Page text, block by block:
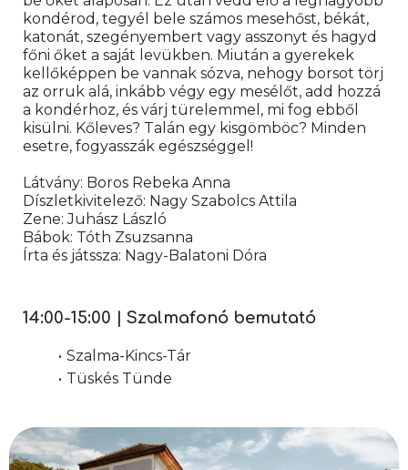
kondérod, tegyél bele számos mesehőst, békát,
katonát, szegényembert vagy asszonyt és hagyd
főni őket a saját levükben. Miután a gyerekek
kellőképpen be vannak sózva, nehogy borsot törj
az orruk alá, inkább végy egy mesélőt, add hozzá
a kondérhoz, és várj türelemmel, mi fog ebből
kisülni. Kőleves? Talán egy kisgömböc? Minden
esetre, fogyasszák egészséggel!
Látvány: Boros Rebeka Anna
Díszletkivitelező: Nagy Szabolcs Attila
Zene: Juhász László
Bábok: Tóth Zsuzsanna
Írta és játssza: Nagy-Balatoni Dóra
14:00-15:00 | Szalmafonó bemutató
Szalma-Kincs-Tár
Tüskés Tünde